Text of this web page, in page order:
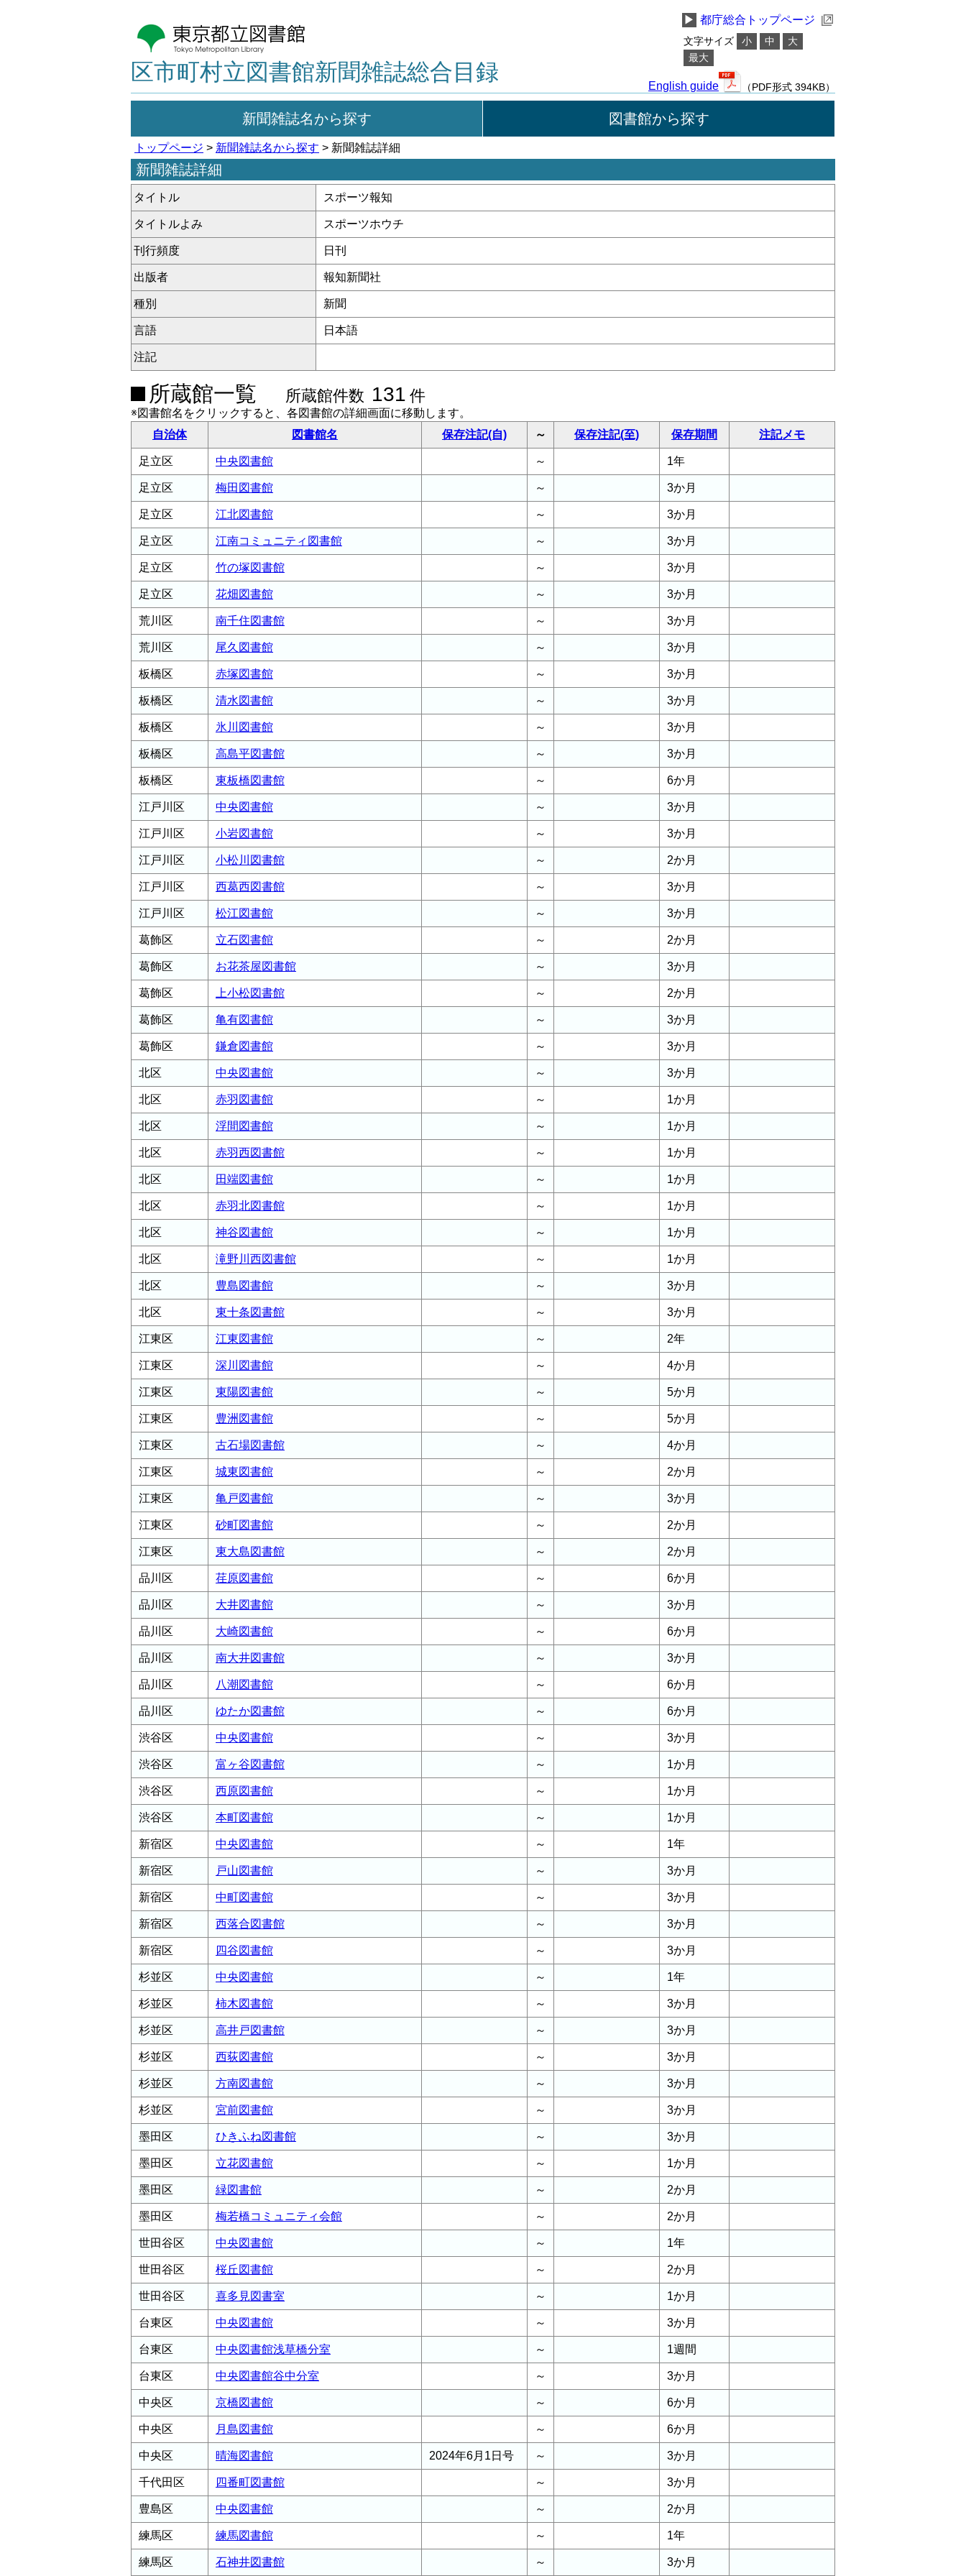
区市町村立図書館新聞雑誌総合目録
▶ 都庁総合トップページ
文字サイズ 小 中
大
最大
English guide （PDF形式 394KB）
新聞雑誌名から探す 図書館から探す
トップページ > 新聞雑誌名から探す > 新聞雑誌詳細
新聞雑誌詳細
タイトル スポーツ報知
タイトルよみ スポーツホウチ
刊行頻度 日刊
出版者 報知新聞社
種別 新聞
言語 日本語
注記
所蔵館一覧 所蔵館件数 131 件
※図書館名をクリックすると、各図書館の詳細画面に移動します。
自治体
図書館名 保存注記(自) ～ 保存注記(至) 保存期間 注記メモ
足立区 中央図書館 ～ 1年
足立区 梅田図書館 ～ 3か月
足立区 江北図書館 ～ 3か月
足立区 江南コミュニティ図書館 ～ 3か月
足立区 竹の塚図書館 ～ 3か月
足立区 花畑図書館 ～ 3か月
荒川区 南千住図書館 ～ 3か月
荒川区 尾久図書館 ～ 3か月
板橋区 赤塚図書館 ～ 3か月
板橋区 清水図書館 ～ 3か月
板橋区 氷川図書館 ～ 3か月
板橋区 高島平図書館 ～ 3か月
板橋区 東板橋図書館 ～ 6か月
江戸川区 中央図書館 ～ 3か月
江戸川区 小岩図書館 ～ 3か月
江戸川区 小松川図書館 ～ 2か月
江戸川区 西葛西図書館 ～ 3か月
江戸川区 松江図書館 ～ 3か月
葛飾区 立石図書館 ～ 2か月
葛飾区 お花茶屋図書館 ～ 3か月
葛飾区 上小松図書館 ～ 2か月
葛飾区 亀有図書館 ～ 3か月
葛飾区 鎌倉図書館 ～ 3か月
北区 中央図書館 ～ 3か月
北区 赤羽図書館 ～ 1か月
北区 浮間図書館 ～ 1か月
北区 赤羽西図書館 ～ 1か月
北区 田端図書館 ～ 1か月
北区 赤羽北図書館 ～ 1か月
北区 神谷図書館 ～ 1か月
北区 滝野川西図書館 ～ 1か月
北区 豊島図書館 ～ 3か月
北区 東十条図書館 ～ 3か月
江東区 江東図書館 ～ 2年
江東区 深川図書館 ～ 4か月
江東区 東陽図書館 ～ 5か月
江東区 豊洲図書館 ～ 5か月
江東区 古石場図書館 ～ 4か月
江東区 城東図書館 ～ 2か月
江東区 亀戸図書館 ～ 3か月
江東区 砂町図書館 ～ 2か月
江東区 東大島図書館 ～ 2か月
品川区 荏原図書館 ～ 6か月
品川区 大井図書館 ～ 3か月
品川区 大崎図書館 ～ 6か月
品川区 南大井図書館 ～ 3か月
品川区 八潮図書館 ～ 6か月
品川区 ゆたか図書館 ～ 6か月
渋谷区 中央図書館 ～ 3か月
渋谷区 富ヶ谷図書館 ～ 1か月
渋谷区 西原図書館 ～ 1か月
渋谷区 本町図書館 ～ 1か月
新宿区 中央図書館 ～ 1年
新宿区 戸山図書館 ～ 3か月
新宿区 中町図書館 ～ 3か月
新宿区 西落合図書館 ～ 3か月
新宿区 四谷図書館 ～ 3か月
杉並区 中央図書館 ～ 1年
杉並区 柿木図書館 ～ 3か月
杉並区 高井戸図書館 ～ 3か月
杉並区 西荻図書館 ～ 3か月
杉並区 方南図書館 ～ 3か月
杉並区 宮前図書館 ～ 3か月
墨田区 ひきふね図書館 ～ 3か月
墨田区 立花図書館 ～ 1か月
墨田区 緑図書館 ～ 2か月
墨田区 梅若橋コミュニティ会館 ～ 2か月
世田谷区 中央図書館 ～ 1年
世田谷区 桜丘図書館 ～ 2か月
世田谷区 喜多見図書室 ～ 1か月
台東区 中央図書館 ～ 3か月
台東区 中央図書館浅草橋分室 ～ 1週間
台東区 中央図書館谷中分室 ～ 3か月
中央区 京橋図書館 ～ 6か月
中央区 月島図書館 ～ 6か月
中央区 晴海図書館 2024年6月1日号 ～ 3か月
千代田区 四番町図書館 ～ 3か月
豊島区 中央図書館 ～ 2か月
練馬区 練馬図書館 ～ 1年
練馬区 石神井図書館 ～ 3か月